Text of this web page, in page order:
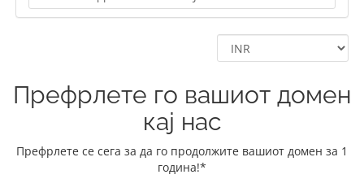
Префрлете го вашиот домен
кај нас
Префрлете се сега за да го продолжите вашиот домен за 1
година!*